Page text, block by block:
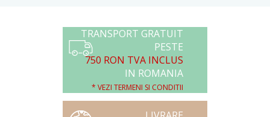
TRANSPORT GRATUIT
PESTE
750 RON TVA INCLUS
IN ROMANIA
* VEZI TERMENI SI CONDITII